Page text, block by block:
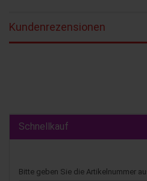
Kundenrezensionen
Schnellkauf
Bitte geben Sie die Artikelnummer